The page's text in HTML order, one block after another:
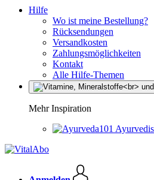
Hilfe
Wo ist meine Bestellung?
Rücksendungen
Versandkosten
Zahlungsmöglichkeiten
Kontakt
Alle Hilfe-Themen
Mehr Inspiration